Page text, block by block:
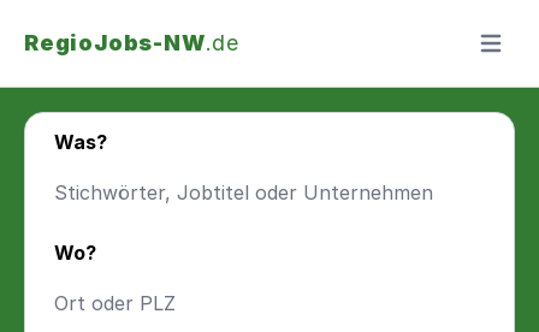
RegioJobs-NW.de Menü
Was?
Wo?